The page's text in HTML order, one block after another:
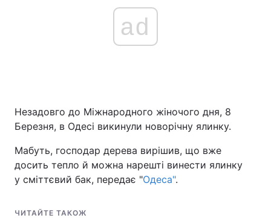
ad
Незадовго до Міжнародного жіночого дня, 8
Березня, в Одесі викинули новорічну ялинку.
Мабуть, господар дерева вирішив, що вже
досить тепло й можна нарешті винести ялинку
у сміттєвий бак, передає "Одеса".
ЧИТАЙТЕ ТАКОЖ